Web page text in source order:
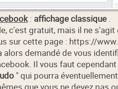
: affichage classique.
c'est gratuit, mais il ne
sur cette page : https://
alors demandé de vous
Il vous faut cependant
" qui pourra